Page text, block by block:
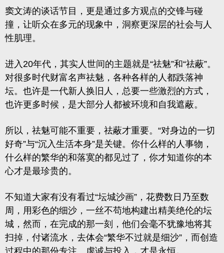
窦文涛的谈话节目，更是通过多方观点的交锋与碰
撞，让听众在多元的现象中，洞察更深层的社会与人
性肌理。
进入20年代，其实人世间的主题就是“祛魅”和“祛蔽”。
对很多时代财富名声祛魅，各种各样的人都跌落神
坛。也许是一代新人换旧人，总要一些激烈的方式，
也许更多时候，是大部分人都被环境和自我遮蔽。
所以，祛魅可能不重要，祛蔽才重要。“对身边的一切
好奇”与“沉入生活本身”是关键。 你什么样的人事物，
什么样的繁华的和落寞的都见过了，你才知道你的本
心才是最珍贵的。
不知道大家有没有看过“坛城沙画”，花费数日乃至数
周，用彩色的细沙，一丝不苟地构建出精美绝伦的坛
城，然而，在完成的那一刻，他们会毫不犹豫地将其
扫掉，付诸流水，去体会“繁华不过就是细沙”，而创造
过程中的那份专注、虔诚与投入，才是永恒。